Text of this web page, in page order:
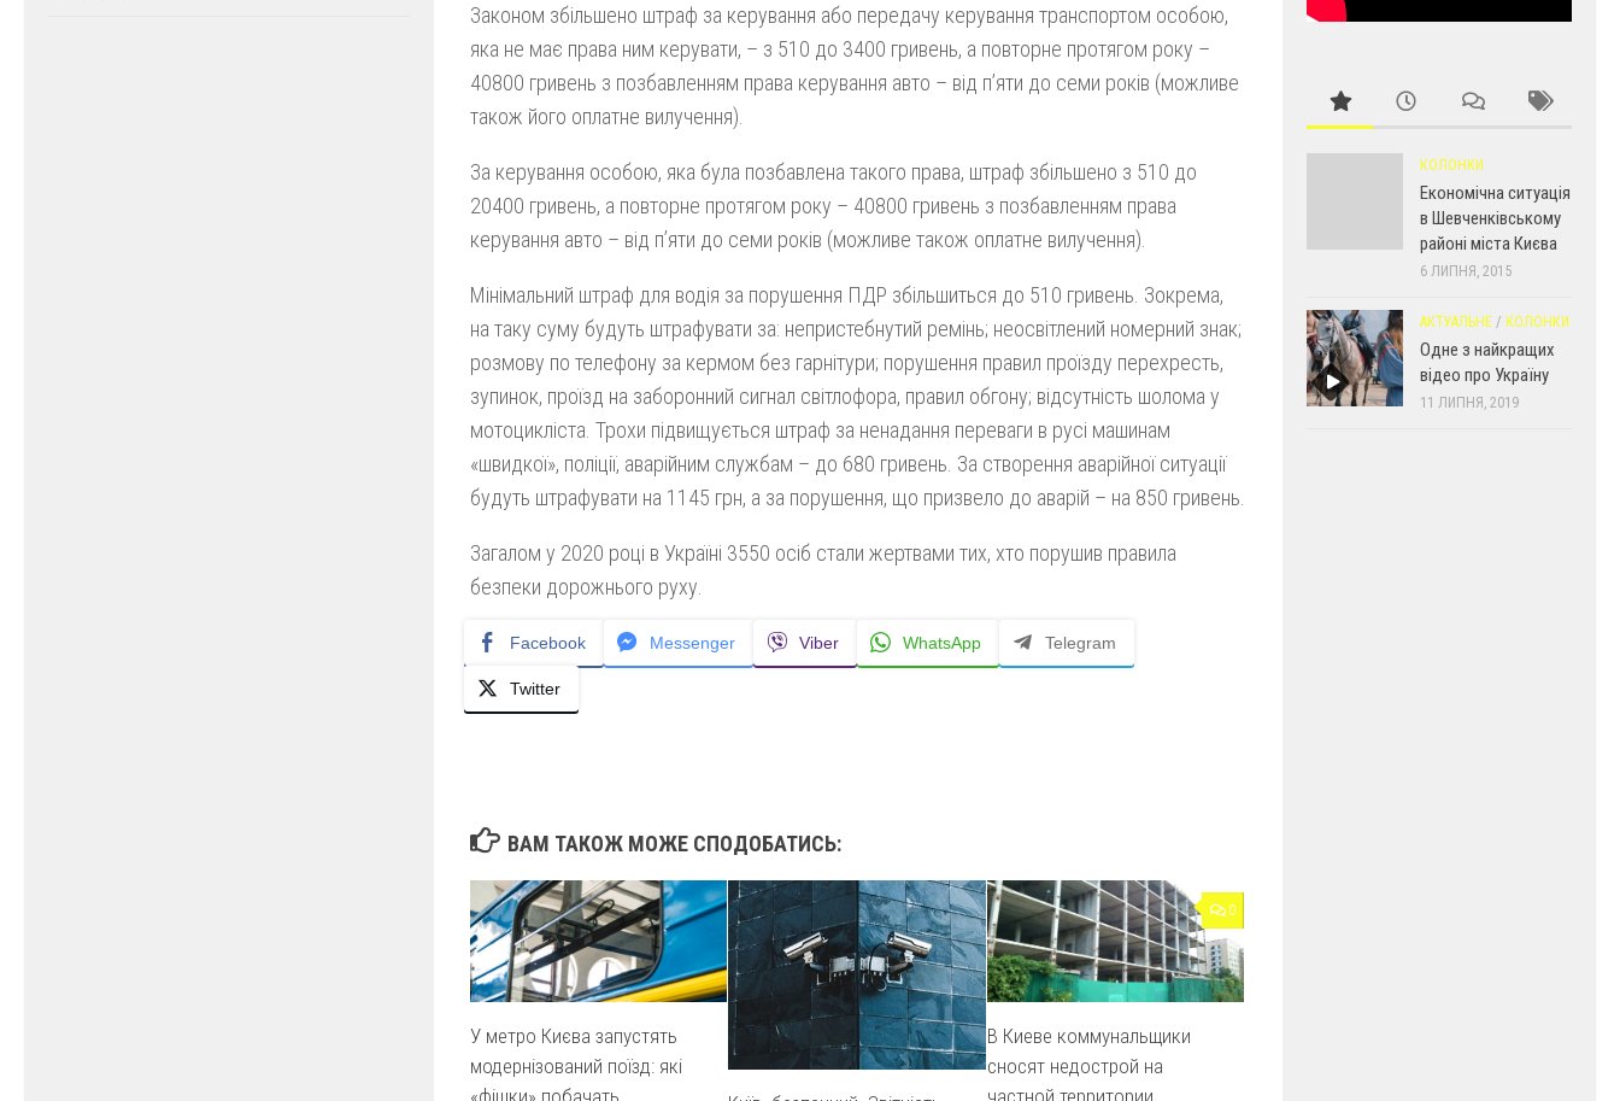
Законом збільшено штраф за керування або передачу керування транспортом особою,
яка не має права ним керувати, – з 510 до 3400 гривень, а повторне протягом року –
40800 гривень з позбавленням права керування авто – від п’яти до семи років (можливе
також його оплатне вилучення).
За керування особою, яка була позбавлена такого права, штраф збільшено з 510 до
20400 гривень, а повторне протягом року – 40800 гривень з позбавленням права
керування авто – від п’яти до семи років (можливе також оплатне вилучення).
Мінімальний штраф для водія за порушення ПДР збільшиться до 510 гривень. Зокрема,
на таку суму будуть штрафувати за: непристебнутий ремінь; неосвітлений номерний знак;
розмову по телефону за кермом без гарнітури; порушення правил проїзду перехресть,
зупинок, проїзд на заборонний сигнал світлофора, правил обгону; відсутність шолома у
мотоцикліста. Трохи підвищується штраф за ненадання переваги в русі машинам
«швидкої», поліції, аварійним службам – до 680 гривень. За створення аварійної ситуації
будуть штрафувати на 1145 грн, а за порушення, що призвело до аварій – на 850 гривень.
Загалом у 2020 році в Україні 3550 осіб стали жертвами тих, хто порушив правила
безпеки дорожнього руху.
Facebook Messenger Viber WhatsApp Telegram
Twitter
ВАМ ТАКОЖ МОЖЕ СПОДОБАТИСЬ:
У метро Києва запустять
модернізований поїзд: які
«фішки» побачать
0
В Киеве коммунальщики
сносят недострой на
частной территории
КОЛОНКИ
Економічна ситуація
в Шевченківському
районі міста Києва
6 ЛИПНЯ, 2015
АКТУАЛЬНЕ / КОЛОНКИ
Одне з найкращих
відео про Україну
11 ЛИПНЯ, 2019